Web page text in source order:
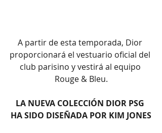
A partir de esta temporada, Dior
proporcionará el vestuario oficial del
club parisino y vestirá al equipo
Rouge & Bleu.
LA NUEVA COLECCIÓN DIOR PSG
HA SIDO DISEÑADA POR KIM JONES